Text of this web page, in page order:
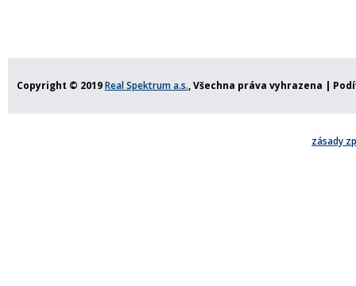
Copyright © 2019Real Spektrum a.s., Všechna práva vyhrazena |
zásady